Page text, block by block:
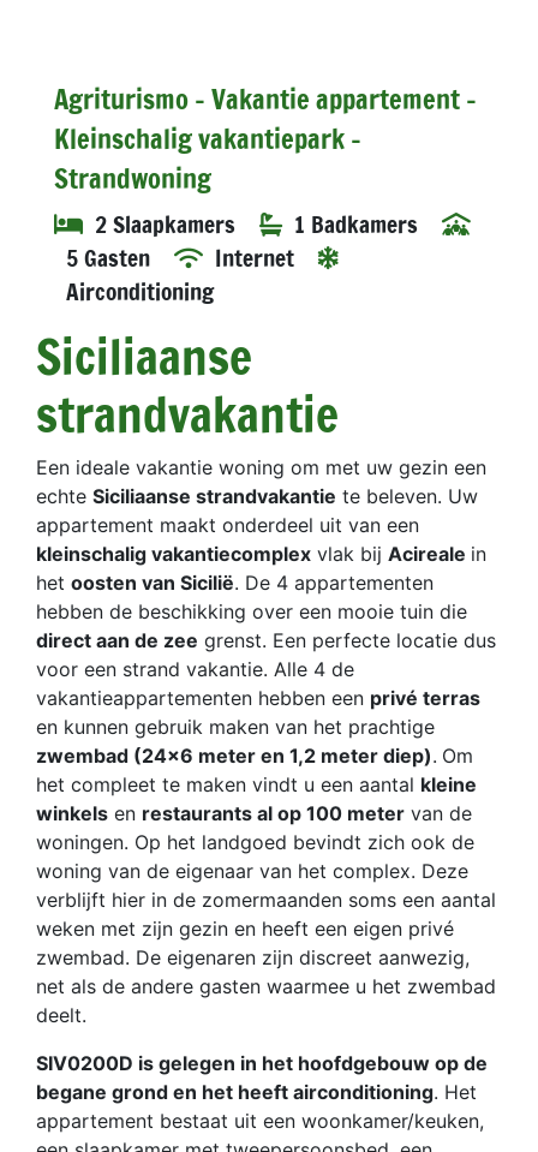
Agriturismo - Vakantie appartement -
Kleinschalig vakantiepark -
Strandwoning
2 Slaapkamers
1 Badkamers
5 Gasten
Internet
Airconditioning
Siciliaanse
strandvakantie
Een ideale vakantie woning om met uw gezin een
echte Siciliaanse strandvakantie te beleven. Uw
appartement maakt onderdeel uit van een
kleinschalig vakantiecomplex vlak bij Acireale in
het oosten van Sicilië. De 4 appartementen
hebben de beschikking over een mooie tuin die
direct aan de zee grenst. Een perfecte locatie dus
voor een strand vakantie. Alle 4 de
vakantieappartementen hebben een privé terras
en kunnen gebruik maken van het prachtige
zwembad (24x6 meter en 1,2 meter diep). Om
het compleet te maken vindt u een aantal kleine
winkels en restaurants al op 100 meter van de
woningen. Op het landgoed bevindt zich ook de
woning van de eigenaar van het complex. Deze
verblijft hier in de zomermaanden soms een aantal
weken met zijn gezin en heeft een eigen privé
zwembad. De eigenaren zijn discreet aanwezig,
net als de andere gasten waarmee u het zwembad
deelt.
SIV0200D is gelegen in het hoofdgebouw op de
begane grond en het heeft airconditioning. Het
appartement bestaat uit een woonkamer/keuken,